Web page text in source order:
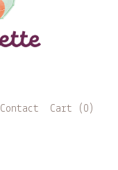
Contact Cart ( 0 )